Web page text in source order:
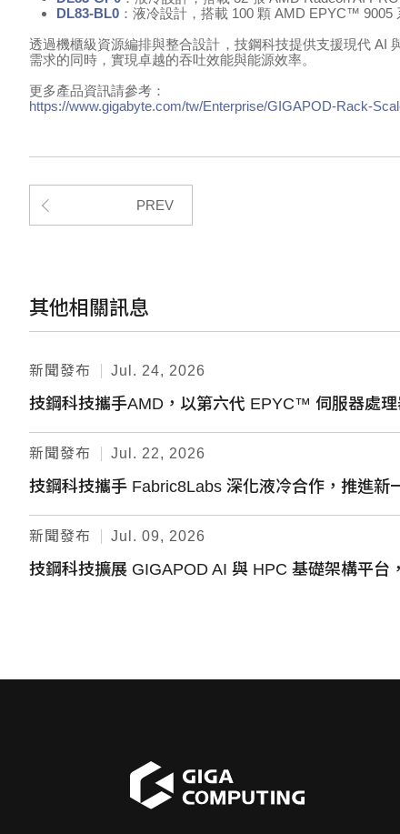
DL83-BL0 ：液冷設計，搭載 100 顆 AMD EPYC™ 9005
透過機櫃級資源編排與整合設計，技鋼科技提供支援現代AI
需求的同時，實現卓越的吞吐效能與能源效率。
更多產品資訊請參考：
https://www.gigabyte.com/tw/Enterprise/GIGAPOD-Rack-
PREV
其他相關訊息
新聞發布 Jul. 24, 2026
技鋼科技攜手AMD，以第六代 EPYC™ 伺服器處
新聞發布 Jul. 22, 2026
技鋼科技攜手 Fabric8Labs 深化液冷合作，推進
新聞發布 Jul. 09, 2026
技鋼科技擴展 GIGAPOD AI 與 HPC 基礎架構平台